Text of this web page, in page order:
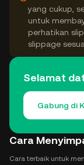
yang cukup,
untuk
perhatikan
slippage
Selamat
Gabung di
Cara
Cara terbaik untuk